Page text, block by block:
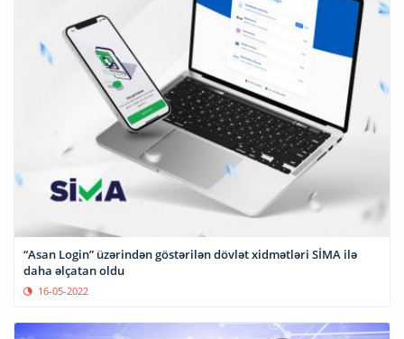
“Asan Login” üzərindən göstərilən dövlət xidmətləri SİMA ilə
16-05-2022